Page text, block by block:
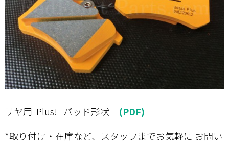
リヤ用 Plus! パッド形状
(PDF)
*取り付け・在庫など、スタッフまでお気軽に お問い